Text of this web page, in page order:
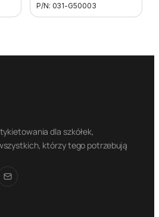
P/N: 031-G50003
dla szkółek,
którzy tego potrzebują